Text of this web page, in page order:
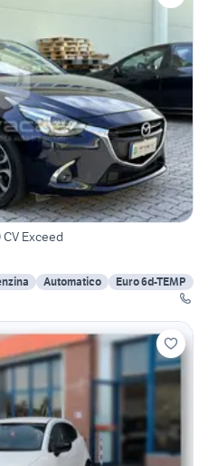
Exceed
Automatico
Euro 6d-TEMP